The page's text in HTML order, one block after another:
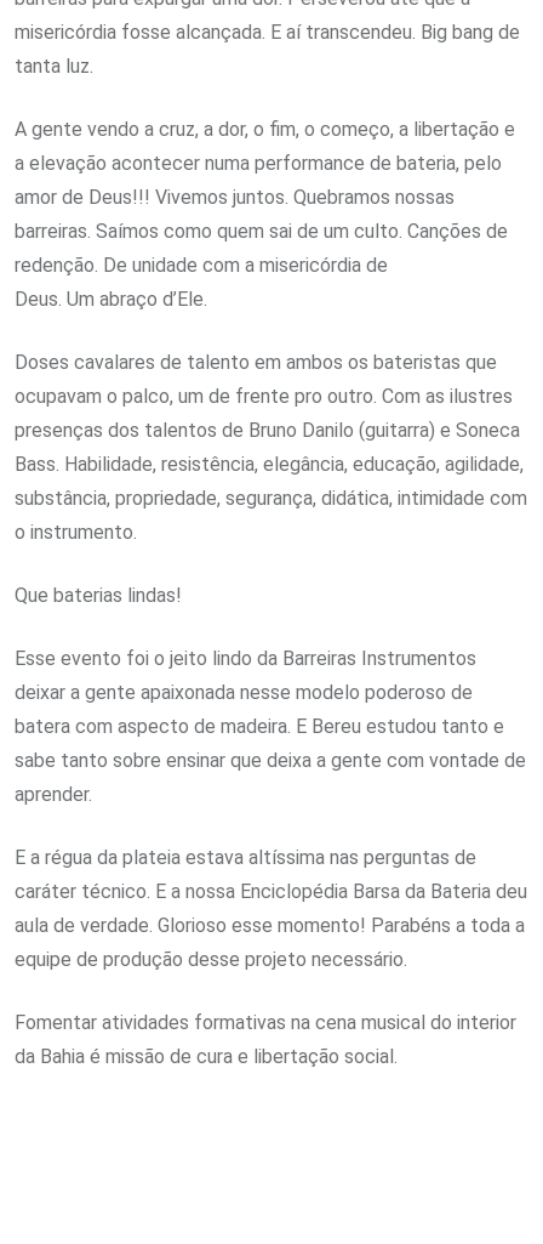
misericórdia fosse alcançada. E aí transcendeu. Big bang de
tanta luz.
A gente vendo a cruz, a dor, o fim, o começo, a libertação e
a elevação acontecer numa performance de bateria, pelo
amor de Deus!!! Vivemos juntos. Quebramos nossas
barreiras. Saímos como quem sai de um culto. Canções de
redenção. De unidade com a misericórdia de
Deus. Um abraço d’Ele.
Doses cavalares de talento em ambos os bateristas que
ocupavam o palco, um de frente pro outro. Com as ilustres
presenças dos talentos de Bruno Danilo (guitarra) e Soneca
Bass. Habilidade, resistência, elegância, educação, agilidade,
substância, propriedade, segurança, didática, intimidade com
o instrumento.
Que baterias lindas!
Esse evento foi o jeito lindo da Barreiras Instrumentos
deixar a gente apaixonada nesse modelo poderoso de
batera com aspecto de madeira. E Bereu estudou tanto e
sabe tanto sobre ensinar que deixa a gente com vontade de
aprender.
E a régua da plateia estava altíssima nas perguntas de
caráter técnico. E a nossa Enciclopédia Barsa da Bateria deu
aula de verdade. Glorioso esse momento! Parabéns a toda a
equipe de produção desse projeto necessário.
Fomentar atividades formativas na cena musical do interior
da Bahia é missão de cura e libertação social.